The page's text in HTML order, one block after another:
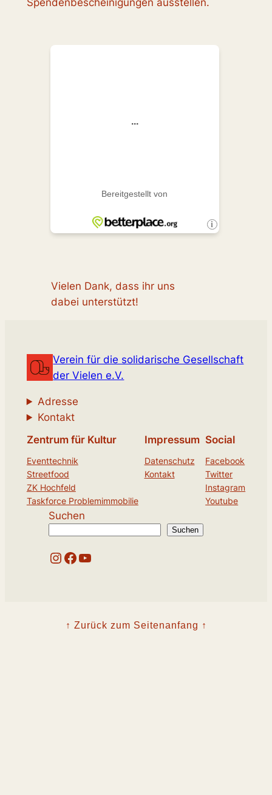
Spendenbescheinigungen ausstellen.
Vielen Dank, dass ihr uns
dabei unterstützt!
Verein für die solidarische Gesellschaft
der Vielen e.V.
Adresse
Kontakt
Zentrum für Kultur
Eventtechnik
Streetfood
ZK Hochfeld
Taskforce Problemimmobilie
Impressum
Datenschutz
Kontakt
Social
Facebook
Twitter
Instagram
Youtube
Suchen
Suchen
Instagram Facebook YouTube
↑ Zurück zum Seitenanfang ↑